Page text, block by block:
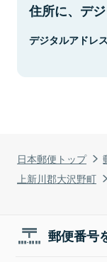
日本郵便トップ
上新川郡大沢野町
住所に、デ
デジタルアドレ
郵便番号